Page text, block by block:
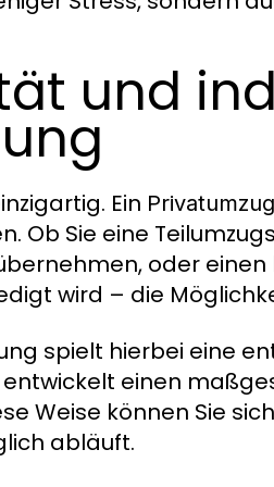
und
Ein
Ob Sie eine
oder
wird – die
spielt hierbei eine
einen
Weise können Sie
abläuft.